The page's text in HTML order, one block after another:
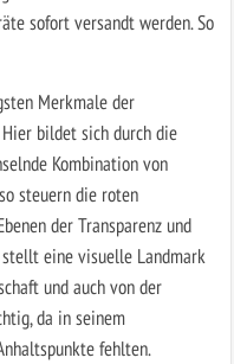
sofort versandt werden. So
Merkmale der
bildet sich durch die
Kombination von
steuern die roten
der Transparenz und
stellt eine visuelle Landmark
und auch von der
da in seinem
fehlten.